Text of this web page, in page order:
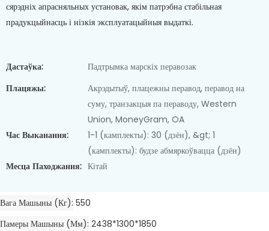
сярэдніх апрасняльных установак, якім патрэбна стабільная
прадукцыйнасць і нізкія эксплуатацыйныя выдаткі.
Дастаўка:
Падтрымка марскіх перавозак
Плацяжы:
Акрэдытыў, плацежны перавод, перавод на
суму, транзакцыя па пераводу, Western
Union, MoneyGram, OA
Час Выканання:
1-1 (камплекты): 30 (дзён), &gt; 1
(камплекты): будзе абмяркоўвацца (дзён)
Месца Паходжання: Кітай
Вага Машыны (кг) 550
Памеры Машыны (мм) 2438*1300*1850